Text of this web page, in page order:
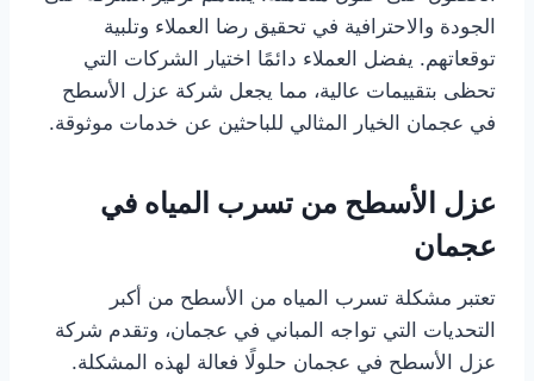
الجودة والاحترافية في تحقيق رضا العملاء وتلبية
توقعاتهم. يفضل العملاء دائمًا اختيار الشركات التي
تحظى بتقييمات عالية، مما يجعل شركة عزل الأسطح
في عجمان الخيار المثالي للباحثين عن خدمات موثوقة.
عزل الأسطح من تسرب المياه في
عجمان
تعتبر مشكلة تسرب المياه من الأسطح من أكبر
التحديات التي تواجه المباني في عجمان، وتقدم شركة
عزل الأسطح في عجمان حلولًا فعالة لهذه المشكلة.